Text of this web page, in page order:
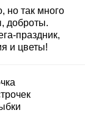
но так много
доброты.
праздник,
и цветы!